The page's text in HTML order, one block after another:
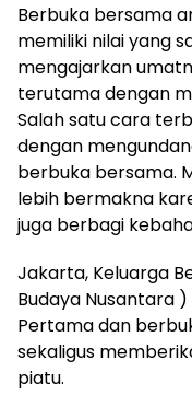
Berbuka bersama
memiliki nilai yang
mengajarkan
terutama dengan
Salah satu cara
dengan
berbuka bersama.
lebih bermakna
juga berbagi
Jakarta, Keluarga
Budaya Nusantara
Pertama dan
sekaligus
piatu.